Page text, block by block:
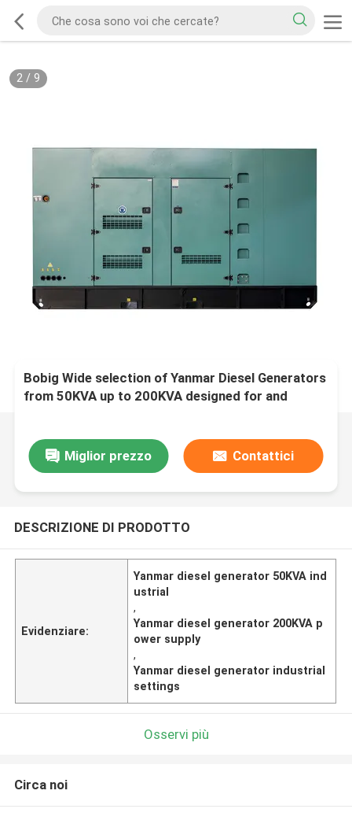
2/ 9
Bobig Wide selection of Yanmar Diesel Generators
from 50KVA up to 200KVA designed for and
Miglior prezzo Contattici
DESCRIZIONE DI PRODOTTO
Evidenziare:
Yanmar diesel generator 50KVA ind
ustrial
,
Yanmar diesel generator 200KVA p
ower supply
,
Yanmar diesel generator industrial
settings
Osservi più
Circa noi